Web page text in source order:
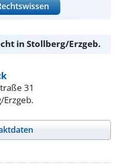
in Stollberg/Erzgeb.
31
Erzgeb.